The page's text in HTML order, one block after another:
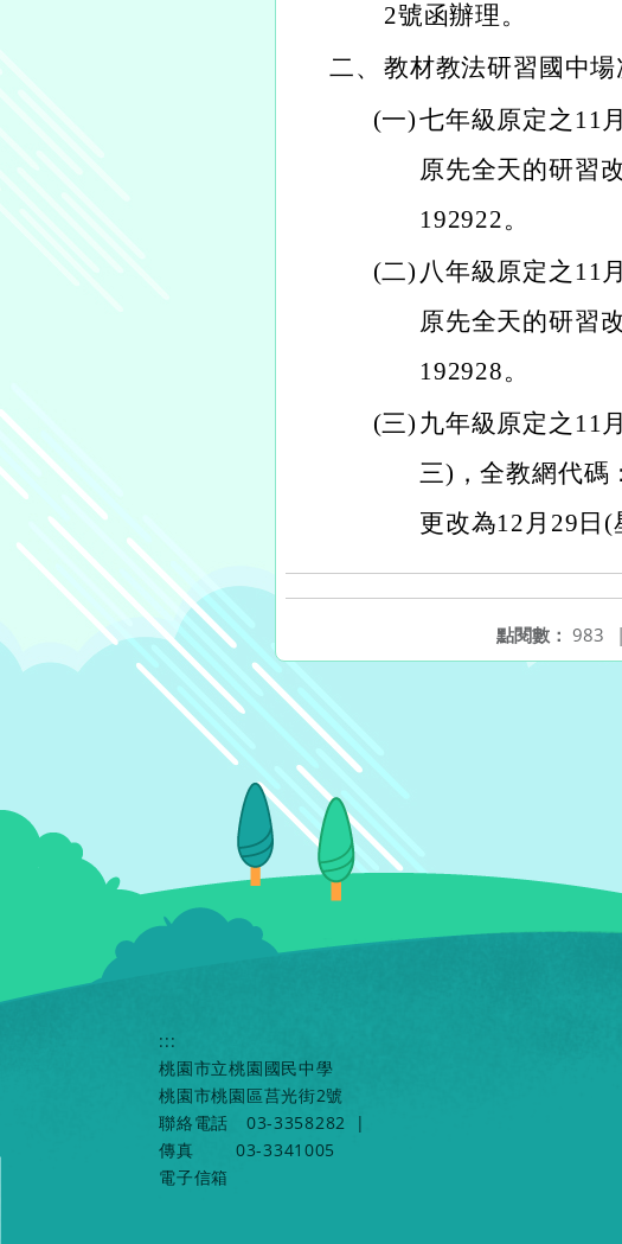
2號函辦理。
二、 教材教法研習國中場
(一)七年級原定之11
原先全天的研習
192922。
(二) 八年級原定之11
原先全天的研習
192928。
(三) 九年級原定之11
三)，全教網代碼
更改為12月29日(
點閱數： 983 |
:::
桃園市立桃園國民中學
桃園市桃園區莒光街2號
聯絡電話
03-3358282
|
傳真
03-3341005
電子信箱